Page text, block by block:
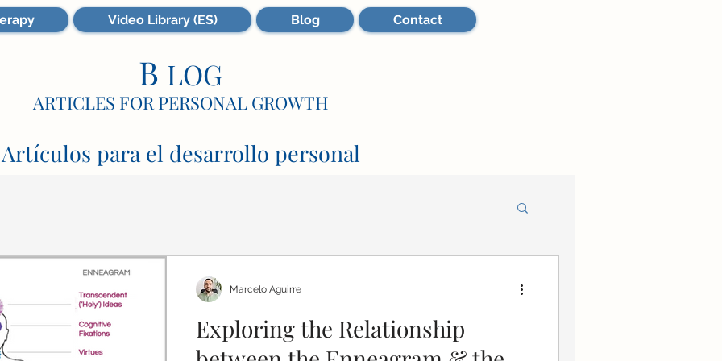
Video Library (ES) Blog Contact
B LOG
ARTICLES FOR PERSONAL GROWTH
Artículos para el desarrollo personal
Exploring the Relationship
Marcelo Aguirre